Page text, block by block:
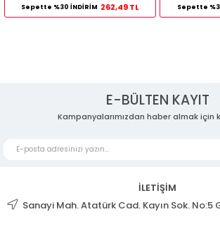
Sepette %30 İNDİRİM 262,49 TL Sepette
E-BÜLTEN KAYIT
Kampanyalarımızdan haber almak için
İLETİŞİM
Sanayi Mah. Atatürk Cad. Kayın Sok. No:5